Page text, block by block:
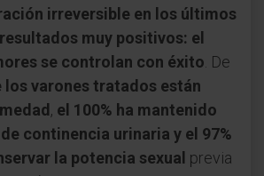
irreversible en los últimos
muy positivos: el
se controlan con éxito . De
los varones tratados están
, el 100% ha mantenido
continencia urinaria y el 97%
la potencia sexual previa